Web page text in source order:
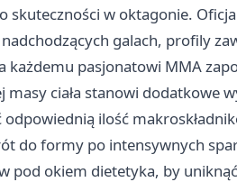
skuteczności w oktagonie.
galach, profily
każdemu pasjonatowi MMA
ciała stanowi dodatkowe
ilość
do formy po intensywnych
pod okiem dietetyka, by